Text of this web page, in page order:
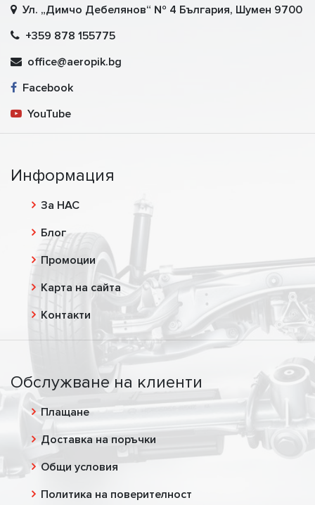
Ул. „Димчо Дебелянов“ № 4 България, Шумен 9700
+359 878 155775
office@aeropik.bg
Facebook
YouTube
Информация
За НАС
Блог
Промоции
Карта на сайта
Контакти
Обслужване на клиенти
Плащане
Доставка на поръчки
Общи условия
Политика на поверителност